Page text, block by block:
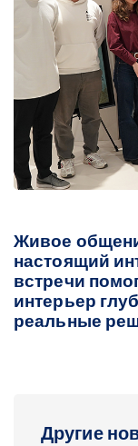
Живое
настоящий
встречи
интерьер
реальные
Другие